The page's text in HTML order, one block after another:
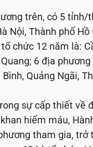
trên, có 5
Nội, Thành phố
chức 12 năm là:
6 địa
Quảng Ngãi,
sự cấp thiết về
hiếm máu,
tham gia,